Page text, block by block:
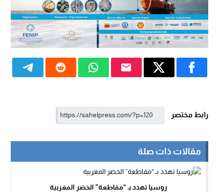
رابط مختصر
مقالات ذات صلة
روسيا تهدد بـ “مقاطعة” الخضر المغربية